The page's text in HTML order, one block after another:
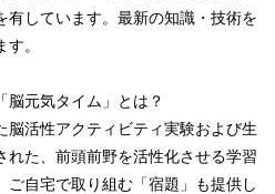
有しています。最新の知識・技術を
。
脳元気タイム」とは？
脳活性アクティビティ実験および生
れた、前頭前野を活性化させる学習
ご自宅で取り組む「宿題」も提供し